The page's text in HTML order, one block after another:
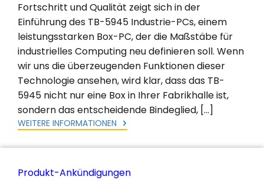
Fortschritt und Qualität zeigt sich in der
Einführung des TB-5945 Industrie-PCs, einem
leistungsstarken Box-PC, der die Maßstäbe für
industrielles Computing neu definieren soll. Wenn
wir uns die überzeugenden Funktionen dieser
Technologie ansehen, wird klar, dass das TB-
5945 nicht nur eine Box in Ihrer Fabrikhalle ist,
sondern das entscheidende Bindeglied, […]
WEITERE INFORMATIONEN
Produkt-Ankündigungen